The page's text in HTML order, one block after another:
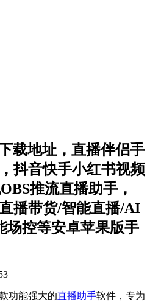
载地址，直播伴侣手
抖音快手小红书视频
推流直播助手，
播带货/智能直播/AI
场控等安卓苹果版手
功能强大的直播助手软件，专为